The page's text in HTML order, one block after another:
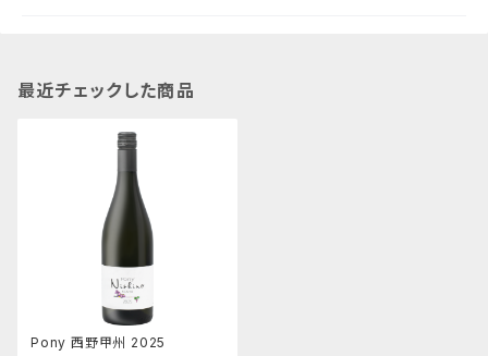
最近チェックした商品
Pony 西野甲州 2025